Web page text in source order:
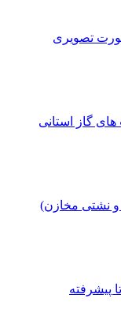
استانی
مخازن)